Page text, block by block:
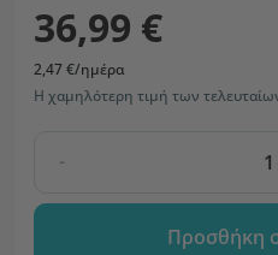
36,99 €
2,47 €/ημέρα
Η χαμηλότερη τιμή των
-
Προσθήκη